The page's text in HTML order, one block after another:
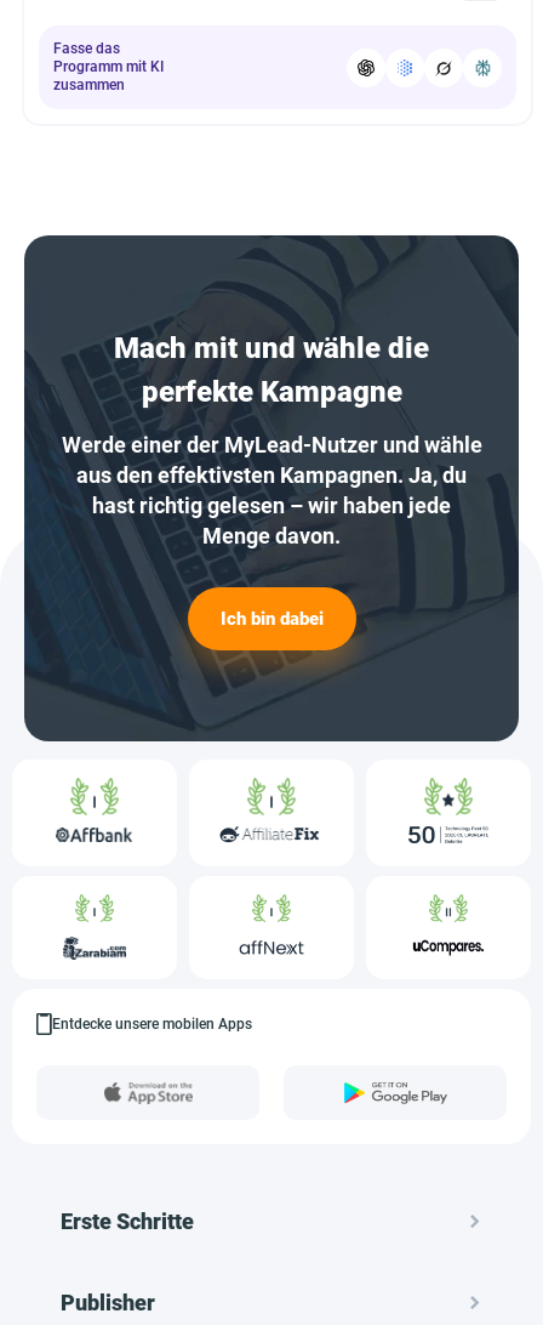
Fasse das
Programm mit KI
zusammen
Mach mit und wähle die
perfekte Kampagne
Werde einer der MyLead-Nutzer und wähle
aus den effektivsten Kampagnen. Ja, du
hast richtig gelesen – wir haben jede
Menge davon.
Ich bin dabei
Entdecke unsere mobilen Apps
Erste Schritte
Publisher